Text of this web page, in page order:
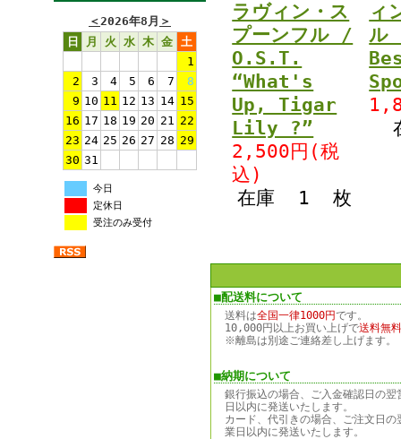
＜2026年8月 ＞
日
月 火 水 木 金 土
1
2
3 4 5 6 7
8
9 10 11 12 13 14 15
16 17 18 19 20 21 22
23 24 25 26 27 28 29
30 31
今日
定休日
受注のみ受付
ラヴィン・ス
プーンフル /
O.S.T.
“What's
Up, Tigar
Lily ?”
2,500円(税
込)
在庫 1 枚
ィ
ル
■配送料について
送料は全国一律1000円です。
10,000円以上お買い上げで送料無
※離島は別途ご連絡差し上げます。
■納期について
銀行振込の場合、ご入金確認日の翌
日以内に発送いたします。
カード、代引きの場合、ご注文日の
業日以内に発送いたします。